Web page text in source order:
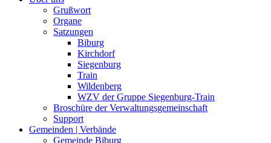
Grußwort
Organe
Satzungen
Biburg
Kirchdorf
Siegenburg
Train
Wildenberg
WZV der Gruppe Siegenburg-Train
Broschüre der Verwaltungsgemeinschaft
Support
Gemeinden | Verbände
Gemeinde Biburg